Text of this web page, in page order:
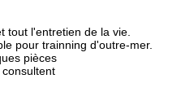
tout l'entretien de la vie.
pour trainning d'outre-mer.
pièces